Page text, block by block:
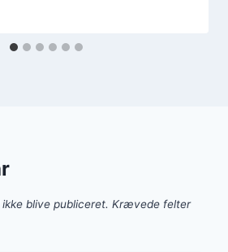
blive publiceret. Krævede felter